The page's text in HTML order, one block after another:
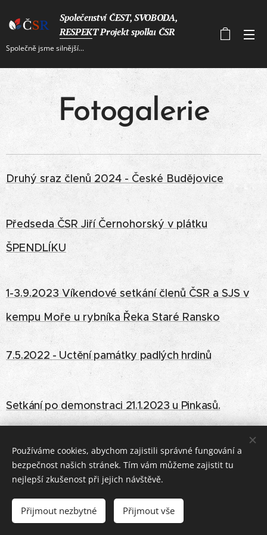
Společenství ČEST, SVOBODA,
RESPEKT Projekt spolku ČSR
Společně jsme silnější...
Fotogalerie
Druhý sraz členů 2024 - České Budějovice
Předseda ČSR Jiří Černohorský v plátku
ŠPENDLÍKU
1-3.9.2023 Víkendové setkání členů ČSR a SJS v
kempu Moře u rybníka Řeka Staré Ransko
7.5.2022 - Uctění památky padlých hrdinů
Setkání po demonstraci 21.1.2023 u Pinkasů.
Copyright©2022Společenství Čest, Svoboda, Respekt
všechna práva vyhrazena.KONTAKT
Cookies
Používáme cookies, abychom zajistili správné fungování a
bezpečnost našich stránek. Tím vám můžeme zajistit tu
nejlepší zkušenost při jejich návštěvě.
Přijmout nezbytné Přijmout vše